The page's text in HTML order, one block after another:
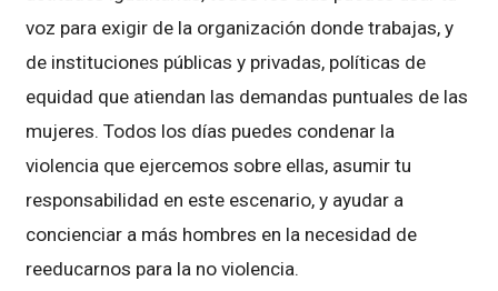
voz para exigir de la organización donde trabajas, y
de instituciones públicas y privadas, políticas de
equidad que atiendan las demandas puntuales de las
mujeres. Todos los días puedes condenar la
violencia que ejercemos sobre ellas, asumir tu
responsabilidad en este escenario, y ayudar a
concienciar a más hombres en la necesidad de
reeducarnos para la no violencia.